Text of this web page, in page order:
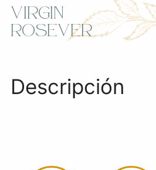
Virgin
Rosever
Descripción